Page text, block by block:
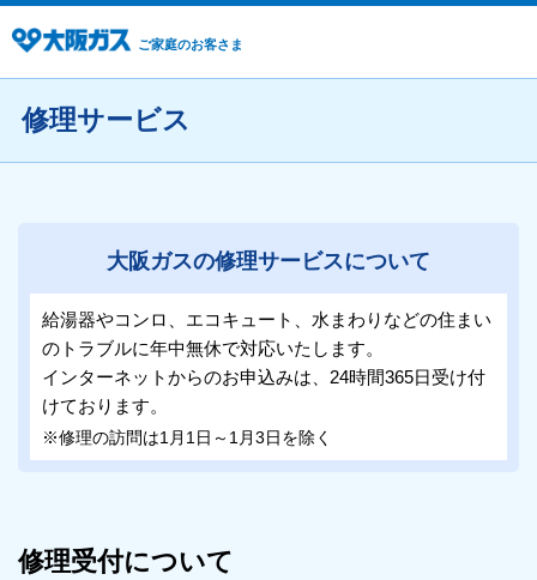
ご家庭のお客さま
修理サービス
大阪ガスの修理サービスについて
給湯器やコンロ、エコキュート、水まわりなどの住まい
のトラブルに年中無休で対応いたします。
インターネットからのお申込みは、24時間365日受け付
けております。
※修理の訪問は1月1日～1月3日を除く
修理受付について